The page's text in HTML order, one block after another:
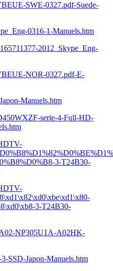
SWE-0327.pdf-Suede-
0316-1-Manuels.htm
2012_Skype_Eng-
NOR-0327.pdf-E-
Manuels.htm
serie-4-Full-HD-
3-T24B30-
3-T24B30-
NP305U1A-A02HK-
SSD-Japon-Manuels.htm